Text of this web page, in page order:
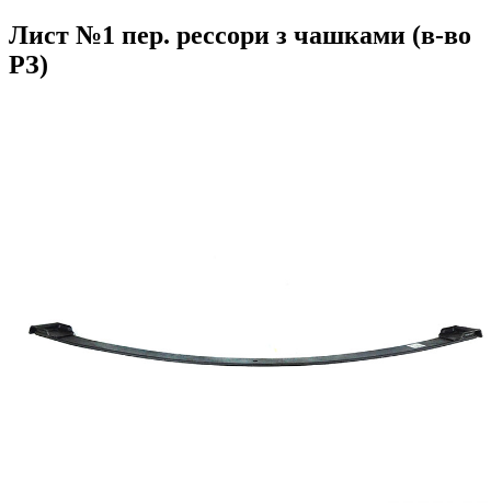
Лист №1 пер. рессори з чашками (в-во
РЗ)